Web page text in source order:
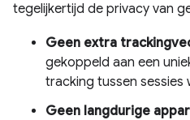
tegelijkertijd de privacy van
Geen extra
gekoppeld aan een
tracking tussen sessies
Geen langdurige